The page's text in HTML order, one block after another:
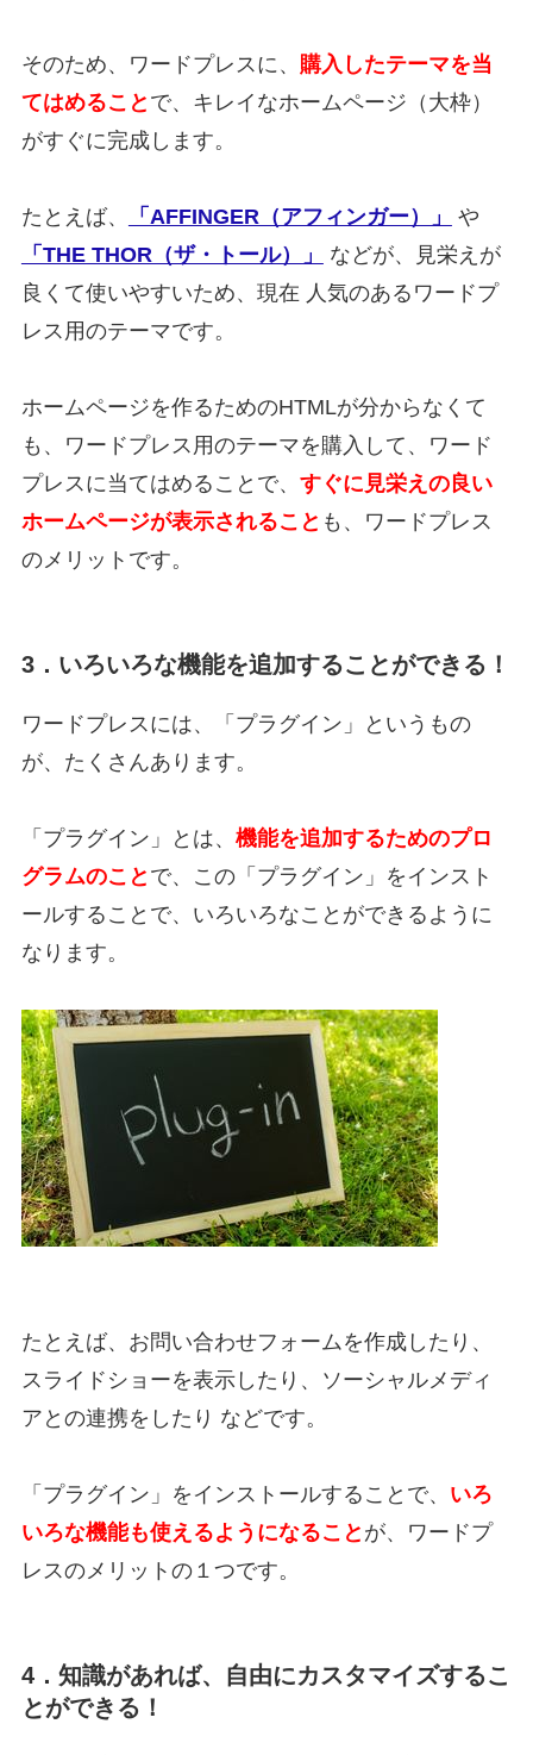
そのため、ワードプレスに、 購入したテーマを当
てはめること で、キレイなホームページ（大枠）
がすぐに完成します。
たとえば、 「AFFINGER（アフィンガー）」
や
「THE THOR（ザ・トール）」
などが、見栄えが
良くて使いやすいため、現在 人気のあるワードプ
レス用のテーマです。
ホームページを作るためのHTMLが分からなくて
も、ワードプレス用のテーマを購入して、ワード
プレスに当てはめることで、 すぐに見栄えの良い
ホームページが表示されること も、ワードプレス
のメリットです。
3．いろいろな機能を追加することができる！
ワードプレスには、「プラグイン」というもの
が、たくさんあります。
「プラグイン」とは、 機能を追加するためのプロ
グラムのこと で、この「プラグイン」をインスト
ールすることで、いろいろなことができるように
なります。
たとえば、お問い合わせフォームを作成したり、
スライドショーを表示したり、ソーシャルメディ
アとの連携をしたり などです。
「プラグイン」をインストールすることで、 いろ
いろな機能も使えるようになること が、ワードプ
レスのメリットの１つです。
4．知識があれば、自由にカスタマイズするこ
とができる！